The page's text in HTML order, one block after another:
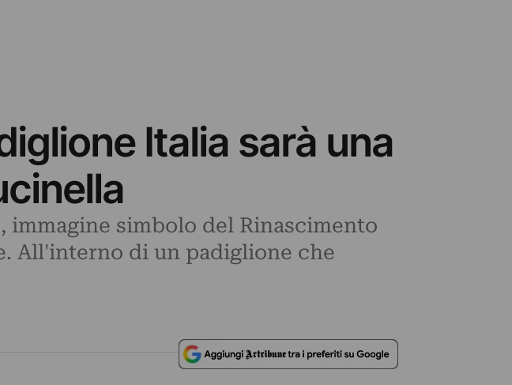
Italia sarà una
immagine simbolo del Rinascimento
All'interno di un padiglione che